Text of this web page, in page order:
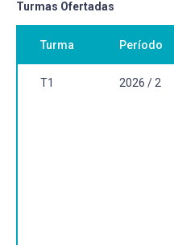
Turmas Ofertadas
Turma Período
T1 2026 / 2